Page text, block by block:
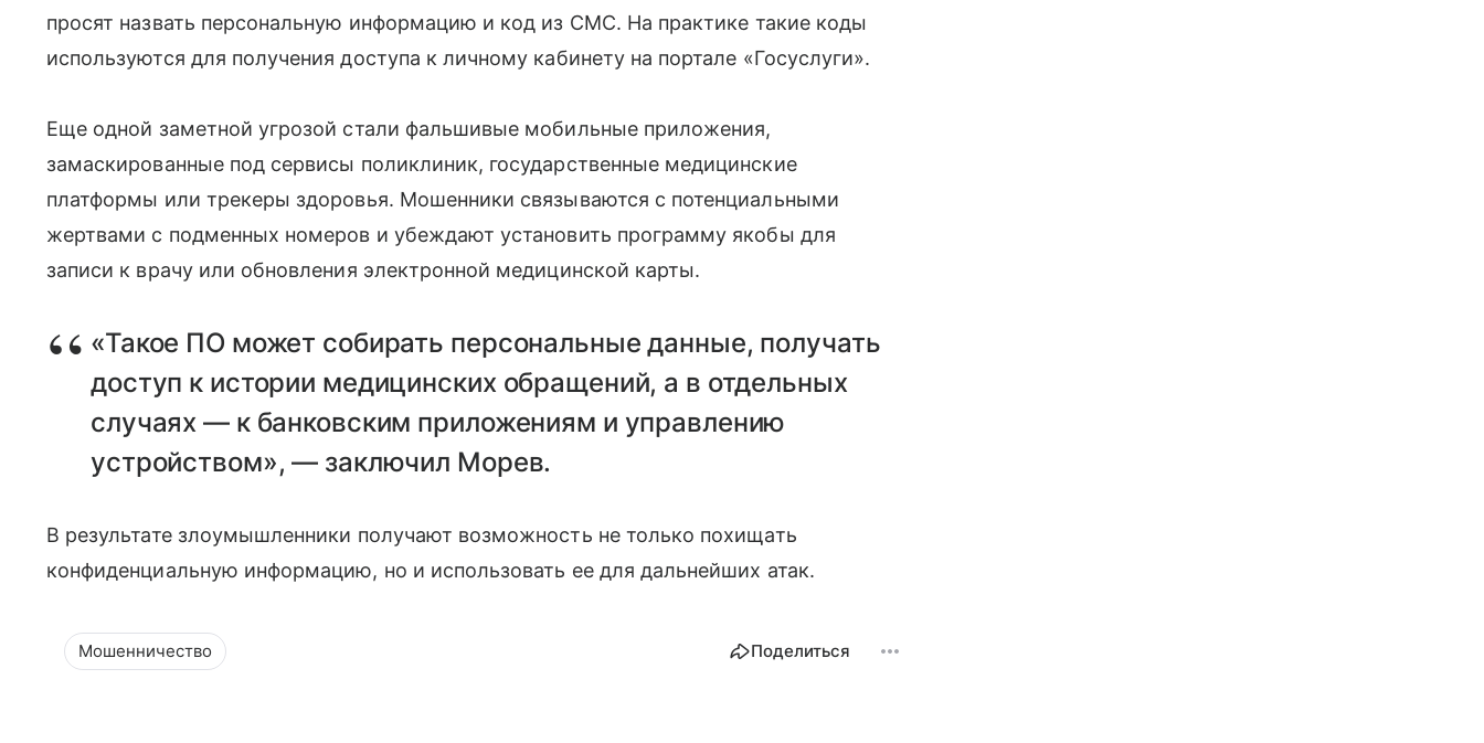
просят назвать персональную информацию и код из СМС. На практике такие коды
используются для получения доступа к личному кабинету на портале «Госуслуги».
Еще одной заметной угрозой стали фальшивые мобильные приложения,
замаскированные под сервисы поликлиник, государственные медицинские
платформы или трекеры здоровья. Мошенники связываются с потенциальными
жертвами с подменных номеров и убеждают установить программу якобы для
записи к врачу или обновления электронной медицинской карты.
«Такое ПО может собирать персональные данные, получать
доступ к истории медицинских обращений, а в отдельных
случаях — к банковским приложениям и управлению
устройством», — заключил Морев.
В результате злоумышленники получают возможность не только похищать
конфиденциальную информацию, но и использовать ее для дальнейших атак.
Мошенничество Поделиться